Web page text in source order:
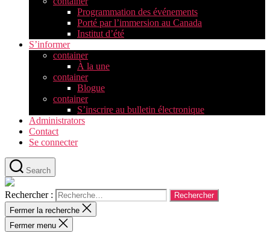
Programmation des événements
Porté par l’immersion au Canada
Institut d’été
S’informer
container
À la une
container
Blogue
container
S’inscrire au bulletin électronique
Administrators
Contact
Se connecter
Search
Rechercher :
Fermer la recherche
Fermer menu